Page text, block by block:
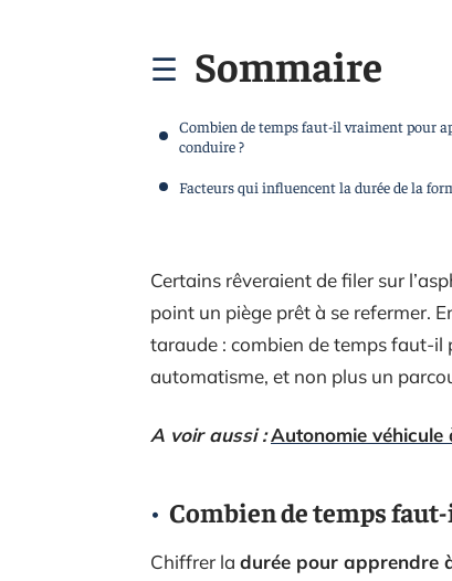
Sommaire
Combien de temps faut-il vraiment pour
conduire ?
Facteurs qui influencent la durée de la
Certains rêveraient de filer sur
point un piège prêt à se refermer.
taraude : combien de temps faut-il
automatisme, et non plus un
A voir aussi :Autonomie
Combien de temps
Chiffrer la durée pour apprendre